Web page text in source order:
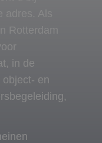
Rotterdam
in de
object- en